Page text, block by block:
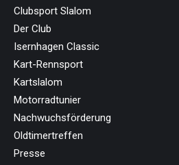
Clubsport Slalom
Der Club
Isernhagen Classic
Kart-Rennsport
Kartslalom
Motorradtunier
Nachwuchsförderung
Oldtimertreffen
Presse